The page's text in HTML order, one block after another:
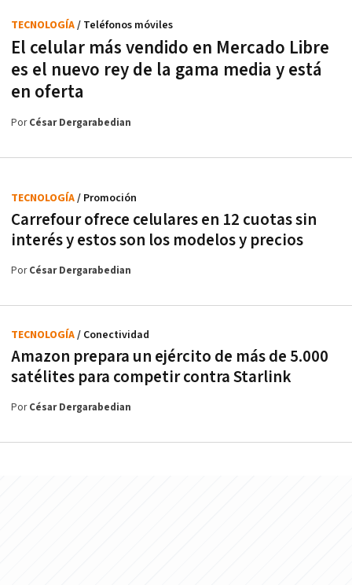
El celular más vendido en Mercado Libre
es el nuevo rey de la gama media y está
en oferta
TECNOLOGÍA/ Teléfonos móviles
PorCésar Dergarabedian
Carrefour ofrece celulares en 12 cuotas sin
interés y estos son los modelos y precios
TECNOLOGÍA/ Promoción
PorCésar Dergarabedian
Amazon prepara un ejército de más de 5.000
satélites para competir contra Starlink
TECNOLOGÍA/ Conectividad
PorCésar Dergarabedian